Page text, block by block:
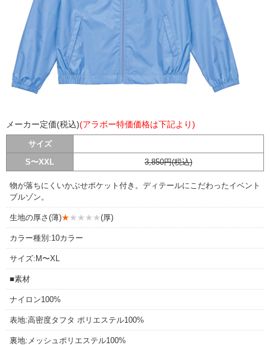
メーカー定価(税込)(アラボー特価価格は下記より)
サイズ
S〜XXL
3,850円(税込)
物が落ちにくいかぶせポケット付き。ディテールにこだわったイベント
ブルゾン。
生地の厚さ(薄)★★★★★(厚)
カラー種別:10カラー
サイズ:M〜XL
■素材
ナイロン100%
表地:高密度タフタ ポリエステル100%
裏地:メッシュポリエステル100%